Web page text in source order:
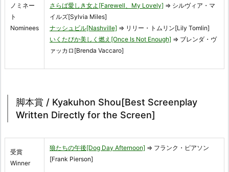
ノミネー
ト
Nominees
さらば愛しき女よ[Farewell、My Lovely] ⇒ シルヴィア・マ
イルズ[Sylvia Miles]
ナッシュビル[Nashville] ⇒ リリー・トムリン[Lily Tomlin]
いくたびか美しく燃え[Once Is Not Enough] ⇒ ブレンダ・ヴ
ァッカロ[Brenda Vaccaro]
脚本賞 / Kyakuhon Shou[Best Screenplay
Written Directly for the Screen]
受賞
Winner
狼たちの午後[Dog Day Afternoon] ⇒ フランク・ピアソン
[Frank Pierson]